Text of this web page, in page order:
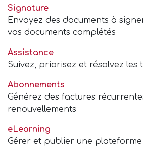
Signature
Envoyez des documents à
vos documents complétés
Assistance
Suivez, priorisez et résolvez les
Abonnements
Générez des factures
renouvellements
eLearning
Gérer et publier une